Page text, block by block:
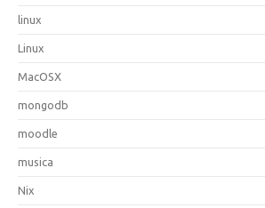
linux
Linux
MacOSX
mongodb
moodle
musica
Nix